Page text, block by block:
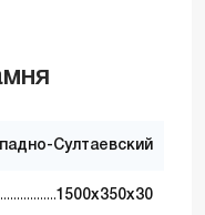
Султаевский
1500х350х30